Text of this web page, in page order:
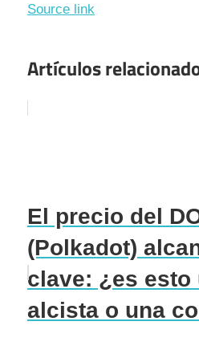
Source link
Artículos
El precio del
(Polkadot)
clave: ¿es esto
alcista o una